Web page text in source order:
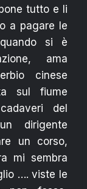
tutto e li
a pagare le
si è
ama
cinese
sul fiume
del
dirigente
un corso,
mi sembra
…. viste le